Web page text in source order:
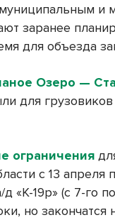
и
заранее
для объезда
Озеро —
для
ограничения
с 13 апреля
«К-19р» (с 7-го
но